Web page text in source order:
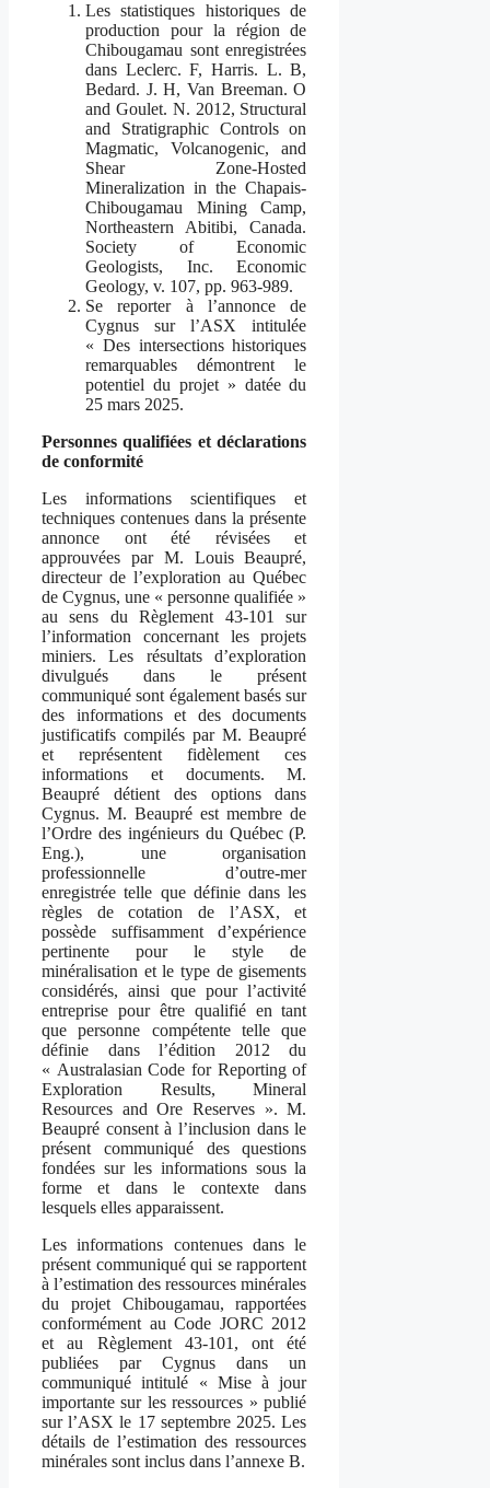
Les statistiques historiques de
production pour la région de
Chibougamau sont enregistrées
dans Leclerc. F, Harris. L. B,
Bedard. J. H, Van Breeman. O
and Goulet. N. 2012, Structural
and Stratigraphic Controls on
Magmatic, Volcanogenic, and
Shear Zone-Hosted
Mineralization in the Chapais-
Chibougamau Mining Camp,
Northeastern Abitibi, Canada.
Society of Economic
Geologists, Inc. Economic
Geology, v. 107, pp. 963-989.
Se reporter à l’annonce de
Cygnus sur l’ASX intitulée
« Des intersections historiques
remarquables démontrent le
potentiel du projet » datée du
25 mars 2025.
Personnes qualifiées et déclarations
de conformité
Les informations scientifiques et
techniques contenues dans la présente
annonce ont été révisées et
approuvées par M. Louis Beaupré,
directeur de l’exploration au Québec
de Cygnus, une « personne qualifiée »
au sens du Règlement 43-101 sur
l’information concernant les projets
miniers. Les résultats d’exploration
divulgués dans le présent
communiqué sont également basés sur
des informations et des documents
justificatifs compilés par M. Beaupré
et représentent fidèlement ces
informations et documents. M.
Beaupré détient des options dans
Cygnus. M. Beaupré est membre de
l’Ordre des ingénieurs du Québec (P.
Eng.), une organisation
professionnelle d’outre-mer
enregistrée telle que définie dans les
règles de cotation de l’ASX, et
possède suffisamment d’expérience
pertinente pour le style de
minéralisation et le type de gisements
considérés, ainsi que pour l’activité
entreprise pour être qualifié en tant
que personne compétente telle que
définie dans l’édition 2012 du
« Australasian Code for Reporting of
Exploration Results, Mineral
Resources and Ore Reserves ». M.
Beaupré consent à l’inclusion dans le
présent communiqué des questions
fondées sur les informations sous la
forme et dans le contexte dans
lesquels elles apparaissent.
Les informations contenues dans le
présent communiqué qui se rapportent
à l’estimation des ressources minérales
du projet Chibougamau, rapportées
conformément au Code JORC 2012
et au Règlement 43-101, ont été
publiées par Cygnus dans un
communiqué intitulé « Mise à jour
importante sur les ressources » publié
sur l’ASX le 17 septembre 2025. Les
détails de l’estimation des ressources
minérales sont inclus dans l’annexe B.